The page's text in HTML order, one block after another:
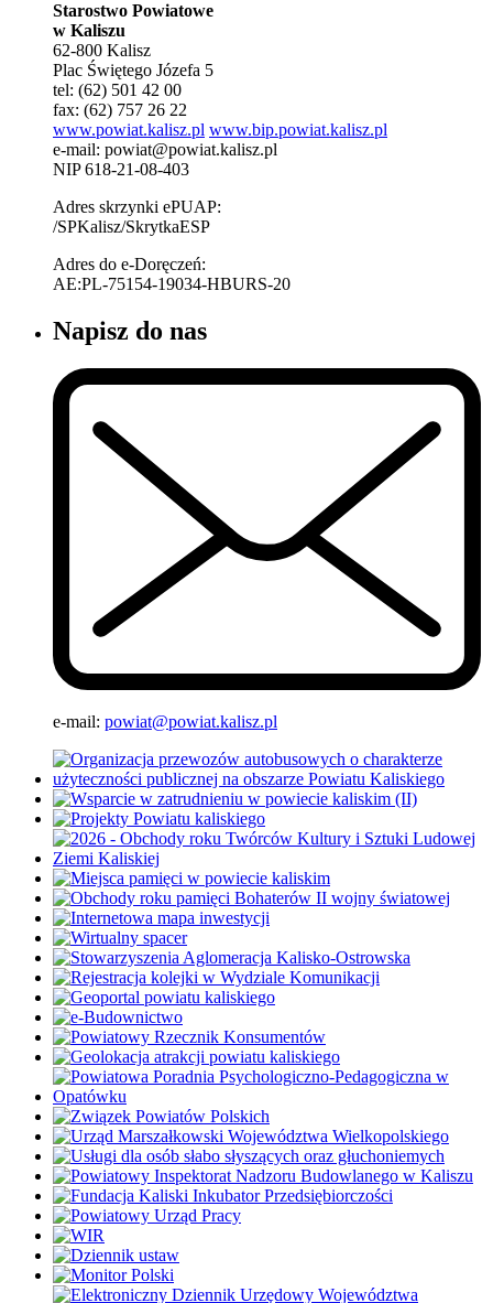
Starostwo Powiatowe
w Kaliszu
62-800 Kalisz
Plac Świętego Józefa 5
tel: (62) 501 42 00
fax: (62) 757 26 22
www.powiat.kalisz.pl www.bip.powiat.kalisz.pl
e-mail: powiat@powiat.kalisz.pl
NIP 618-21-08-403
Adres skrzynki ePUAP:
/SPKalisz/SkrytkaESP
Adres do e-Doręczeń:
AE:PL-75154-19034-HBURS-20
Napisz do nas
e-mail: powiat@powiat.kalisz.pl